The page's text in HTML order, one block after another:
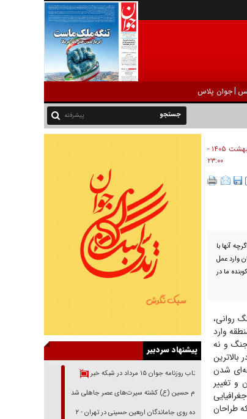
|جوان پلاس
پیشرفته
۳۰ ارديبهشت ۱۴۰۵ -
۲۳:۰۰
آنها با
وارد عمل
ما در
روانی،
وارد
جنگ و نه
شدن
و تغییر
طراحان
پیشنهاد سردبیر
بازتاب روزنامه جوان ۱۵ مرداد در شبکه خبر
امام حسین (ع) کشته سیرت‌های عصر جاهلی شد
پیاده روی جاماندگان اربعین حسینی در تهران - ۲